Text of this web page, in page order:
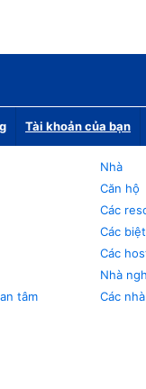
Tài khoản của bạn
tâm
Nhà
Căn hộ
Các
Các
Các
Nhà
Các